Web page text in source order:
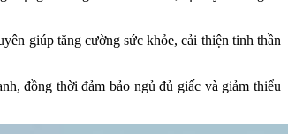
giúp tăng cường sức khỏe, cải thiện tinh thần
đồng thời đảm bảo ngủ đủ giấc và giảm thiểu